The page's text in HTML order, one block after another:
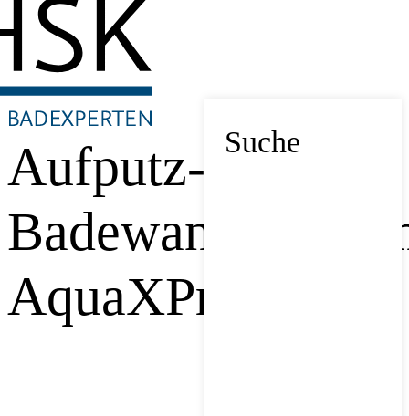
Suche
Aufputz-
AquaXPro